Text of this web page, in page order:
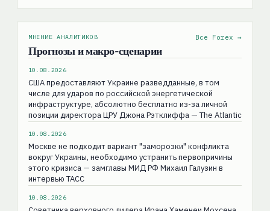
МНЕНИЕ АНАЛИТИКОВ
Прогнозы и макро-сценарии
Все Forex →
10.08.2026
США предоставляют Украине разведданные, в том
числе для ударов по российской энергетической
инфраструктуре, абсолютно бесплатно из-за личной
позиции директора ЦРУ Джона Рэтклиффа — The Atlantic
10.08.2026
Москве не подходит вариант "заморозки" конфликта
вокруг Украины, необходимо устранить первопричины
этого кризиса — замглавы МИД РФ Михаил Галузин в
интервью ТАСС
10.08.2026